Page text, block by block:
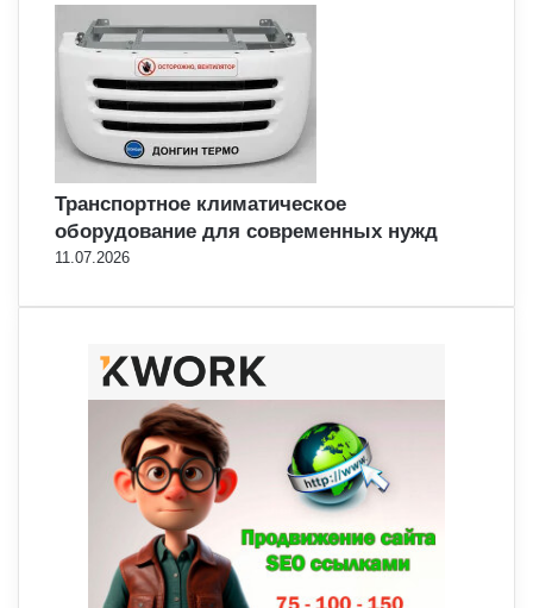
Транспортное климатическое
оборудование для современных нужд
11.07.2026